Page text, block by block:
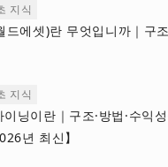
지식
드에셋)란 무엇입니까｜구
지식
닝이란｜구조·방법·수익
년 최신】